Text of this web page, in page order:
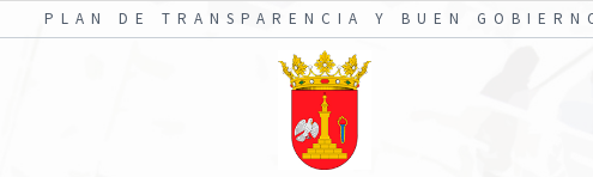
PLAN DE TRANSPARENCIA Y BUEN